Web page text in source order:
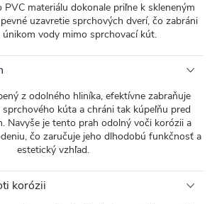
PVC materiálu dokonale priľne k skleneným
uzavretie sprchových dverí, čo zabráni
únikom vody mimo sprchovací kút.
z odolného hliníka, efektívne zabraňuje
kúta a chráni tak kúpeľňu pred
Navyše je tento prah odolný voči korózii a
čo zaručuje jeho dlhodobú funkčnosť a
estetický vzhľad.
korózii